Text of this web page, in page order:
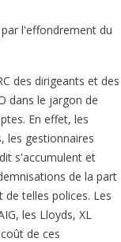
l'effondrement du
des dirigeants et des
dans le jargon de
En effet, les
les gestionnaires
s'accumulent et
de la part
telles polices. Les
les Lloyds, XL
de ces